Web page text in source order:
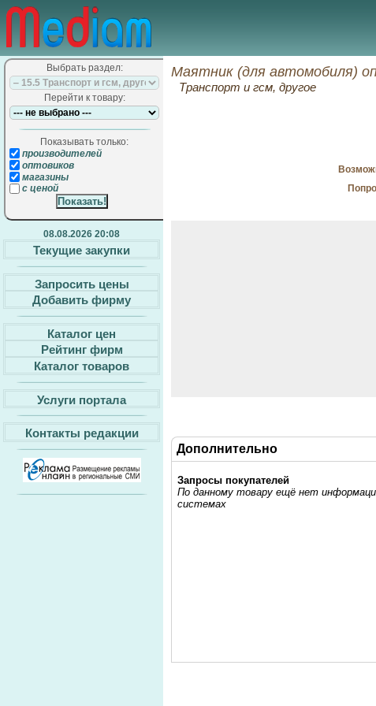
Выбрать раздел:
Перейти к товару:
Показывать только:
производителей
оптовиков
магазины
с ценой
08.08.2026 20:08
Текущие закупки
Запросить цены
Добавить фирму
Каталог цен
Рейтинг фирм
Каталог товаров
Услуги портала
Контакты редакции
Маятник (для автомобиля)
Транспорт и гсм, другое
Дополнительно
Запросы покупателей
По данному товару ещё нет
системах